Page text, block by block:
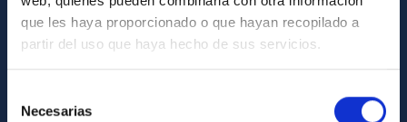
que les haya proporcionado o que hayan recopilado a
partir del uso que haya hecho de sus servicios.
Necesarias
Directorio de personal
Biblioteca